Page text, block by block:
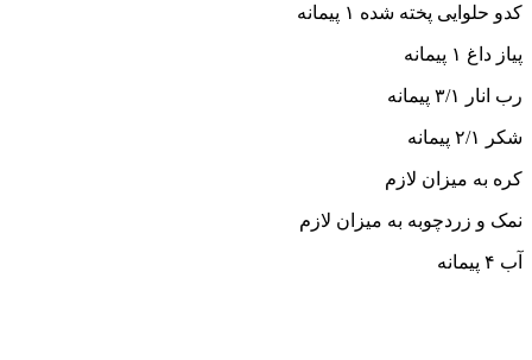
کدو حلوایی پخته شده ۱ پیمانه
پیاز داغ ۱ پیمانه
رب انار ۳/۱ پیمانه
شکر ۲/۱ پیمانه
کره به میزان لازم
نمک و زردچوبه به میزان لازم
آب ۴ پیمانه